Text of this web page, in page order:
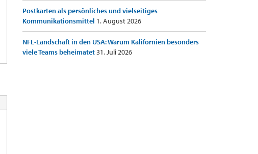
Postkarten als persönliches und vielseitiges
Kommunikationsmittel 1. August 2026
NFL-Landschaft in den USA: Warum Kalifornien besonders
viele Teams beheimatet31. Juli 2026